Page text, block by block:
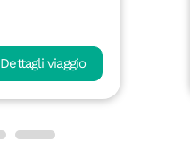
Dettagli viaggio